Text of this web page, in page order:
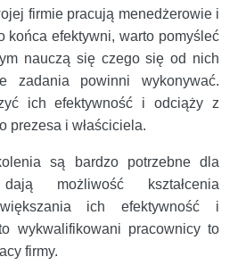
firmie pracują menedżerowie i
końca efektywni, warto pomyśleć
nauczą się czego się od nich
zadania powinni wykonywać.
ich efektywność i odciąży z
prezesa i właściciela.
są bardzo potrzebne dla
możliwość kształcenia
ich efektywność i
wykwalifikowani pracownicy to
firmy.